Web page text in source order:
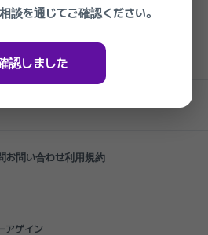
ン 切開リフト ＆ ミニ切開リフト
~ 2027.03.27
お問い合わせ利用規約
アゲイン
談を通じてご確認ください。
認しました